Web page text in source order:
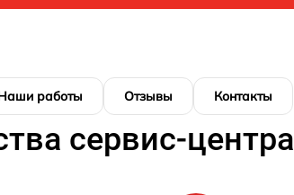
работы Отзывы Контакты
сервис-центра